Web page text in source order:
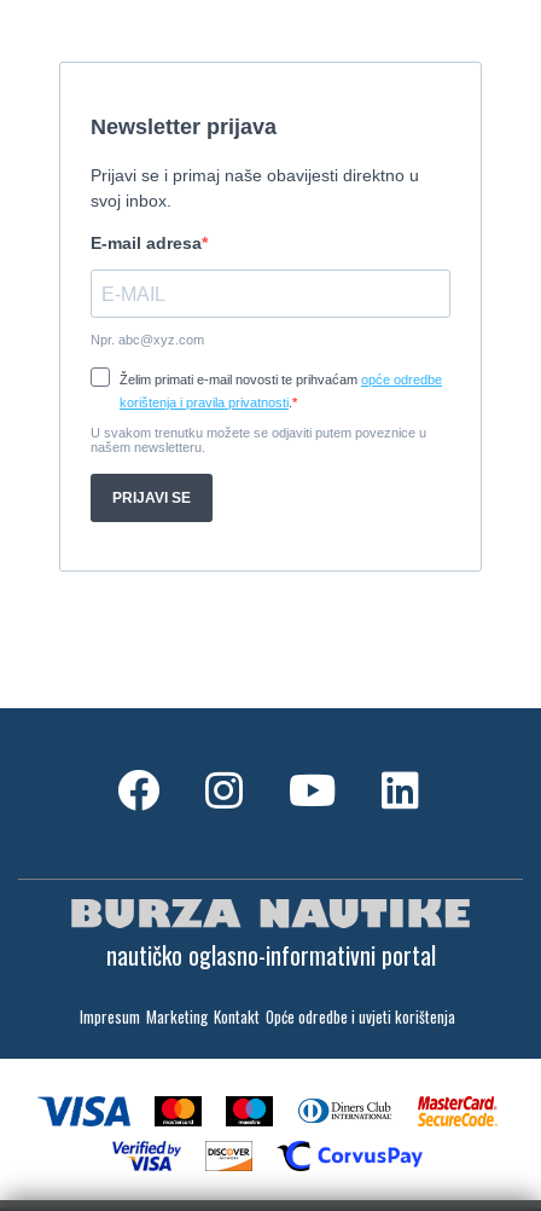
nautičko oglasno-informativni portal
Impresum Marketing Kontakt Opće odredbe i uvjeti korištenja